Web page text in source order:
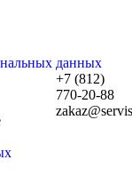
данных
+7 (812)
770-20-88